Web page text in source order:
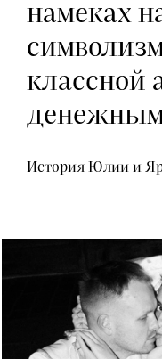
намеках
классной
История Юлии и